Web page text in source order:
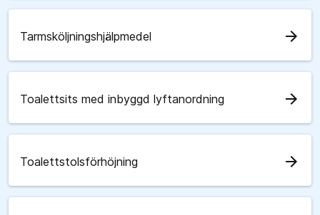
Tarmsköljningshjälpmedel arrow_forward
Toalettsits med inbyggd lyftanordning arrow_forward
Toalettstolsförhöjning arrow_forward